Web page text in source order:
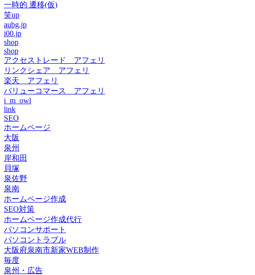
一時的 遷移(仮)
笑up
aubg.jp
i00.jp
shop
shop
アクセストレード アフェリ
リンクシェア アフェリ
楽天 アフェリ
バリューコマース アフェリ
i_m_owl
link
SEO
ホームページ
大阪
泉州
岸和田
貝塚
泉佐野
泉南
ホームページ作成
SEO対策
ホームページ作成代行
パソコンサポート
パソコントラブル
大阪府泉南市新家WEB制作
毎度
泉州・広告